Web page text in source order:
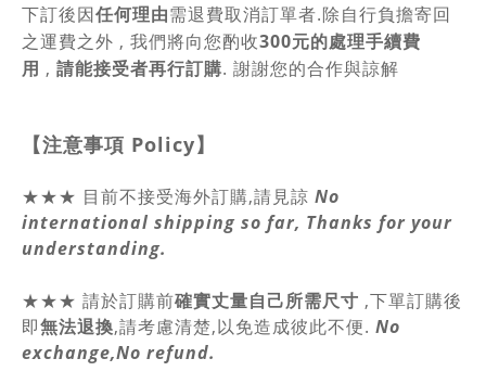
下訂後因任何理由需退費取消訂單者.除自行負擔寄回
之運費之外 , 我們將向您酌收300元的處理手續費
用 , 請能接受者再行訂購. 謝謝您的合作與諒解
【注意事項 Policy】
★★★ 目前不接受海外訂購,請見諒 No
international shipping so far, Thanks for your
understanding.
★★★ 請於訂購前確實丈量自己所需尺寸 ,下單訂購後
即無法退換,請考慮清楚,以免造成彼此不便. No
exchange,No refund.